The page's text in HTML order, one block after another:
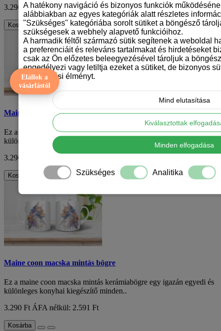
3.290 FtÁFA nélkül: 2.591 Ft
Kosárba
Maine coon macska mintás bögre
Ez a maine coon macska mintás kerámiabögre egy igazán egyedi és
különleges konyhai kiegészítő minden..
3.290 Ft
Kosárba
Maine coon macska mintás bögre
Ez a maine coon macska mintás kerámiabögre egy igazán egyedi és
különleges konyhai kiegészítő minden..
3.290 FtÁFA nélkül: 2.591 Ft
Kosárba
Elállok a
vásárlástól
A hatékony navigáció és bizonyos funkciók
alábbiakban az egyes kategóriák alatt részletes
"Szükséges" kategóriába sorolt sütiket a böngésző
szükségesek a webhely alapvető funkcióihoz.
A harmadik féltől származó sütik segítenek a weboldal
a preferenciáit és releváns tartalmakat és hirdetéseket
csak az Ön előzetes beleegyezésével tároljuk a
engedélyezi vagy letiltja ezeket a sütiket, de bizonyos
böngészési élményt.
Mind elutasítása
Kiválasztottak
Minden elfogadása
Szükséges Analitika